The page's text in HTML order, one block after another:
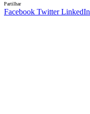
Partilhar
Facebook Twitter LinkedIn